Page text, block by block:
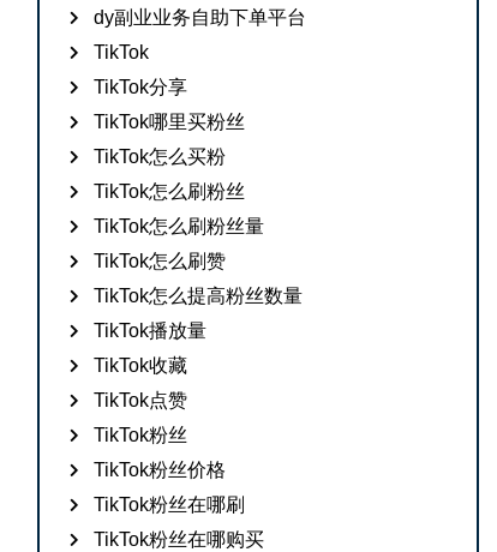
dy副业业务自助下单平台
TikTok
TikTok分享
TikTok哪里买粉丝
TikTok怎么买粉
TikTok怎么刷粉丝
TikTok怎么刷粉丝量
TikTok怎么刷赞
TikTok怎么提高粉丝数量
TikTok播放量
TikTok收藏
TikTok点赞
TikTok粉丝
TikTok粉丝价格
TikTok粉丝在哪刷
TikTok粉丝在哪购买